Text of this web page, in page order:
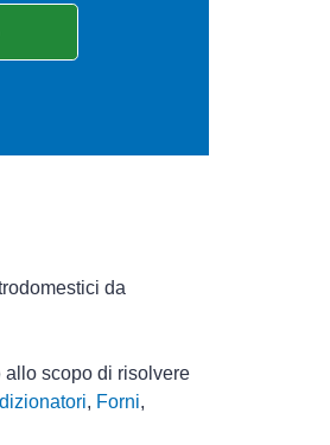
da
allo scopo di risolvere
, Forni,